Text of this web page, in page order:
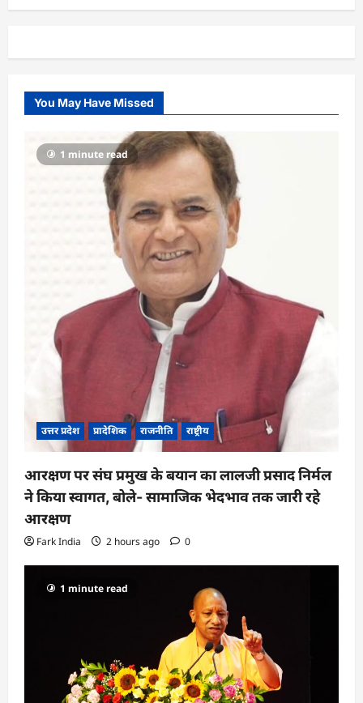
You May Have Missed
1 minute read
उत्तर प्रदेश प्रादेशिक राजनीति राष्ट्रीय
आरक्षण पर संघ प्रमुख के बयान का लालजी प्रसाद निर्मल
ने किया स्वागत, बोले- सामाजिक भेदभाव तक जारी रहे
आरक्षण
Fark India 2 hours ago 0
1 minute read